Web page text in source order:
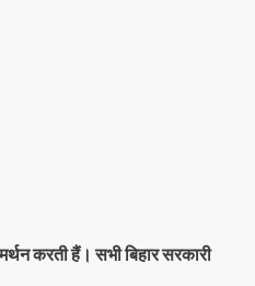
करती हैं। सभी बिहार सरकारी